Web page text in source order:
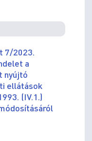
7/2023.
a
nyújtó
ellátások
(IV.1.)